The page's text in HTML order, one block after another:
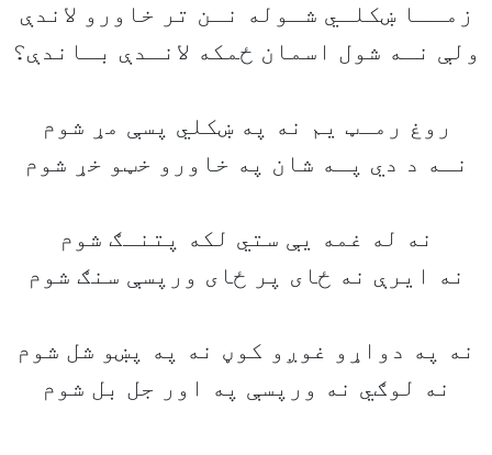
زمــا ښکلـي شـوله نـن تر خاورو لاندې
ولې نـه شول اسمان ځمکه لانـدې بـاندې؟
روغ رمـټ يم نه په ښکلي پسې مړ شوم
نـه د دي پـه شان په خاورو خټو خړ شوم
نه له غمه يې ستي لکه پتنـګ شوم
نه ايرې نه ځای پر ځای ورپسې سنګ شوم
نه په دواړو غوږو کوڼ نه په پښو شل شوم
نه لوګي نه ورپسې په اور جل بل شوم